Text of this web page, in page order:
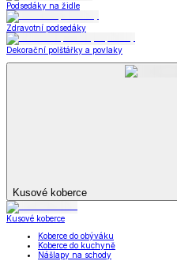
Podsedáky na židle
Zdravotní podsedáky
Dekorační polštářky a povlaky
Kusové koberce
Kusové koberce
Koberce do obýváku
Koberce do kuchyně
Nášlapy na schody